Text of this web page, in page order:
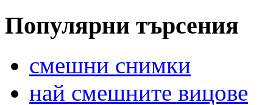
Популярни търсения
смешни снимки
най смешните вицове